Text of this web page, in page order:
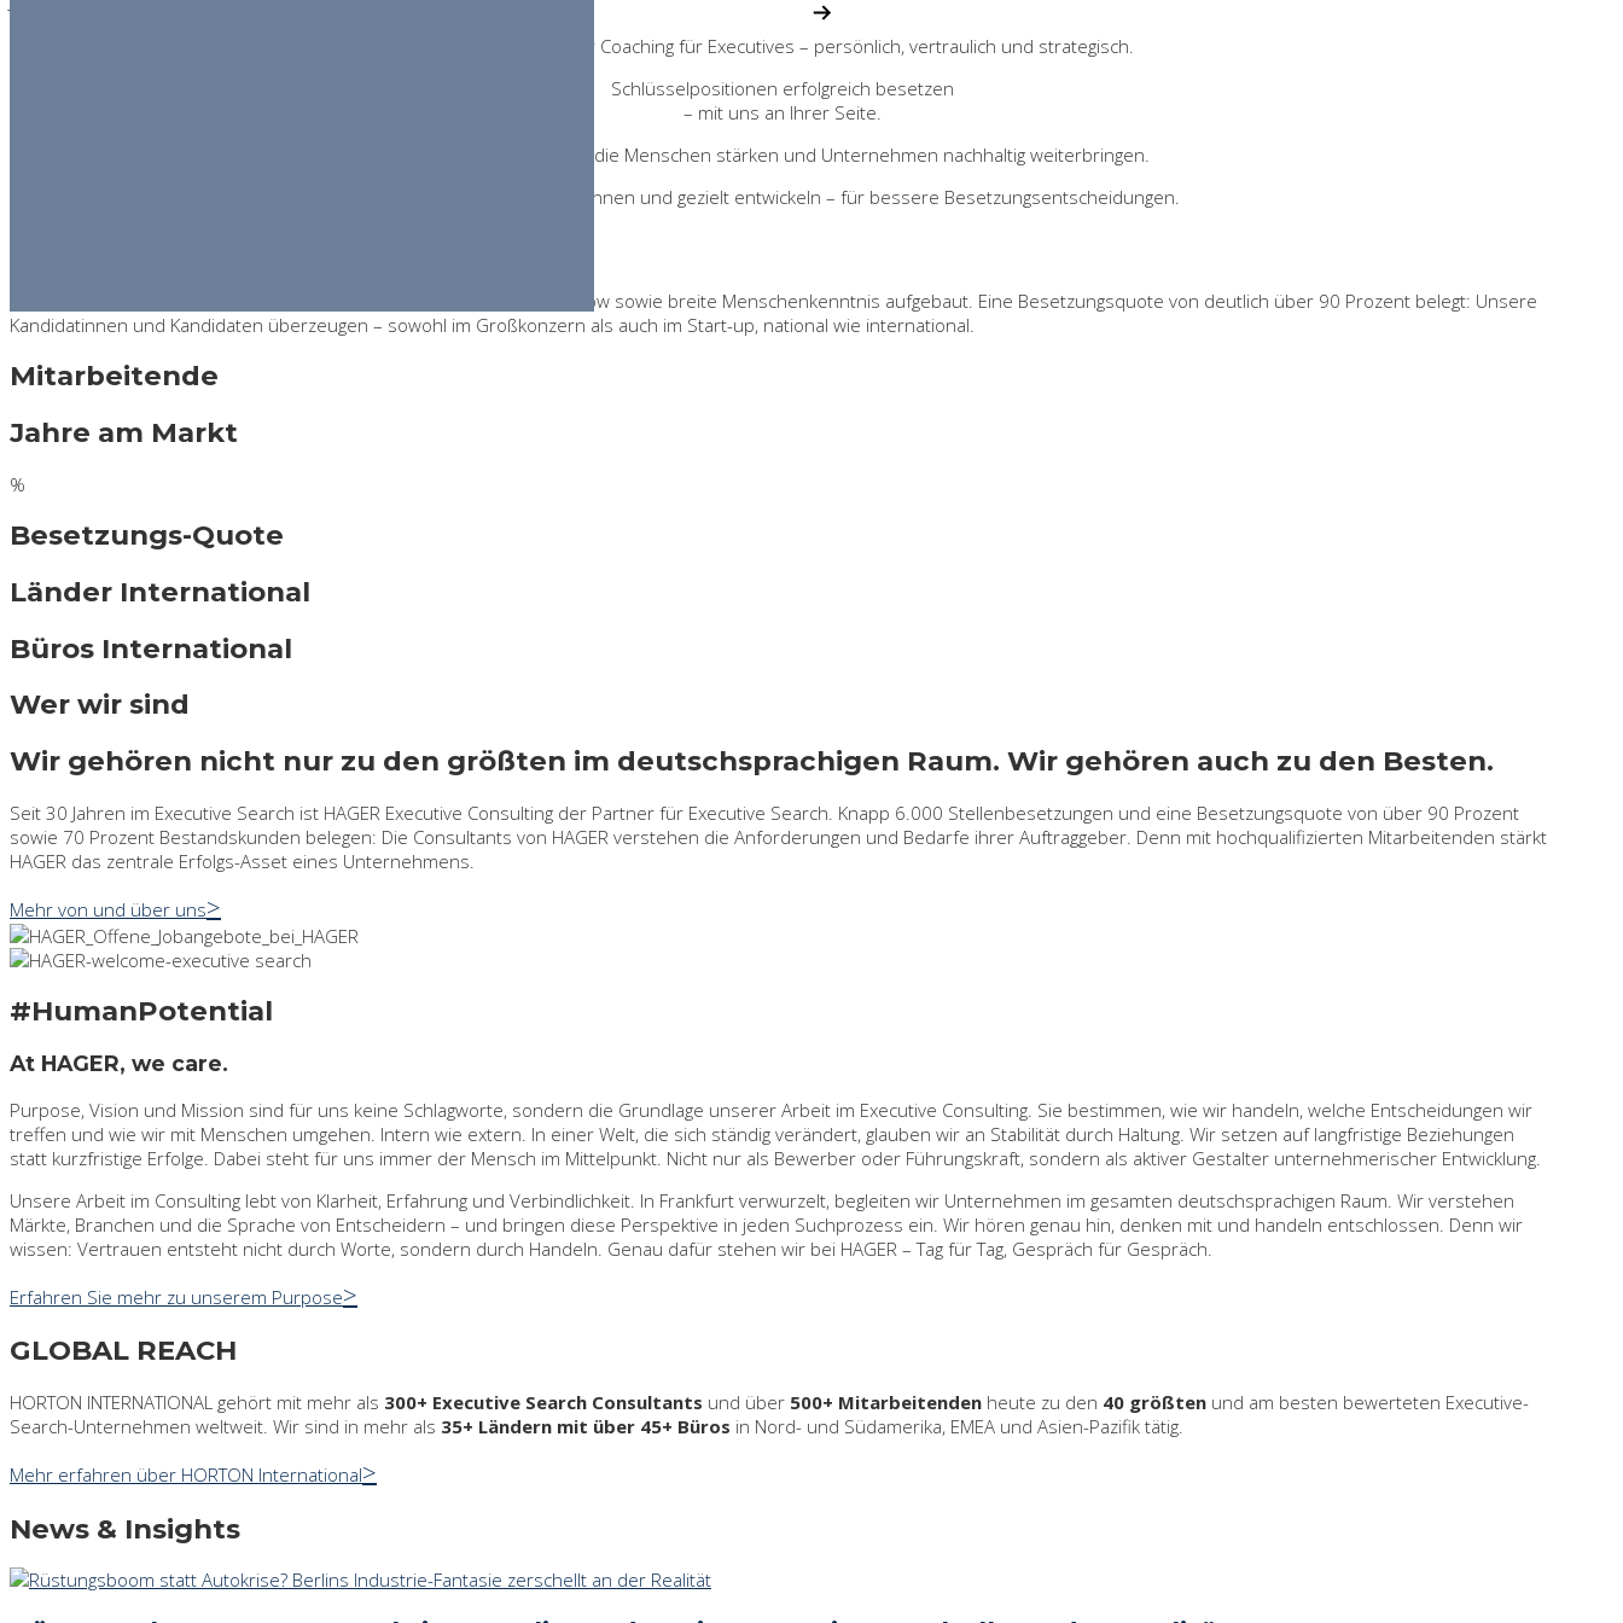
Individuelles Career Coaching für Executives – persönlich, vertraulich und strategisch.
Schlüsselpositionen erfolgreich besetzen
– mit uns an Ihrer Seite.
Individuelle Trainings, die Menschen stärken und Unternehmen nachhaltig weiterbringen.
Führungspotenziale erkennen und gezielt entwickeln – für bessere Besetzungsentscheidungen.
In 30 Jahren Executive Search haben wir profundes Branchen-Know-how sowie breite Menschenkenntnis aufgebaut. Eine Besetzungsquote von deutlich über 90 Prozent belegt: Unsere
Kandidatinnen und Kandidaten überzeugen – sowohl im Großkonzern als auch im Start-up, national wie international.
Mitarbeitende
Jahre am Markt
%
Besetzungs-Quote
Länder International
Büros International
Wer wir sind
Wir gehören nicht nur zu den größten im deutschsprachigen Raum. Wir gehören auch zu den Besten.
Seit 30 Jahren im Executive Search ist HAGER Executive Consulting der Partner für Executive Search. Knapp 6.000 Stellenbesetzungen und eine Besetzungsquote von über 90 Prozent
sowie 70 Prozent Bestandskunden belegen: Die Consultants von HAGER verstehen die Anforderungen und Bedarfe ihrer Auftraggeber. Denn mit hochqualifizierten Mitarbeitenden stärkt
HAGER das zentrale Erfolgs-Asset eines Unternehmens.
Mehr von und über uns
#HumanPotential
At HAGER, we care.
Purpose, Vision und Mission sind für uns keine Schlagworte, sondern die Grundlage unserer Arbeit im Executive Consulting. Sie bestimmen, wie wir handeln, welche Entscheidungen wir
treffen und wie wir mit Menschen umgehen. Intern wie extern. In einer Welt, die sich ständig verändert, glauben wir an Stabilität durch Haltung. Wir setzen auf langfristige Beziehungen
statt kurzfristige Erfolge. Dabei steht für uns immer der Mensch im Mittelpunkt. Nicht nur als Bewerber oder Führungskraft, sondern als aktiver Gestalter unternehmerischer Entwicklung.
Unsere Arbeit im Consulting lebt von Klarheit, Erfahrung und Verbindlichkeit. In Frankfurt verwurzelt, begleiten wir Unternehmen im gesamten deutschsprachigen Raum. Wir verstehen
Märkte, Branchen und die Sprache von Entscheidern – und bringen diese Perspektive in jeden Suchprozess ein. Wir hören genau hin, denken mit und handeln entschlossen. Denn wir
wissen: Vertrauen entsteht nicht durch Worte, sondern durch Handeln. Genau dafür stehen wir bei HAGER – Tag für Tag, Gespräch für Gespräch.
Erfahren Sie mehr zu unserem Purpose
GLOBAL REACH
HORTON INTERNATIONAL gehört mit mehr als 300+ Executive Search Consultants und über 500+ Mitarbeitenden heute zu den 40 größten und am besten bewerteten Executive-
Search-Unternehmen weltweit. Wir sind in mehr als 35+ Ländern mit über 45+ Büros in Nord- und Südamerika, EMEA und Asien-Pazifik tätig.
Mehr erfahren über HORTON International
News & Insights